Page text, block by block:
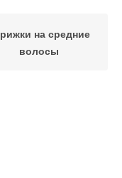
на средние
волосы